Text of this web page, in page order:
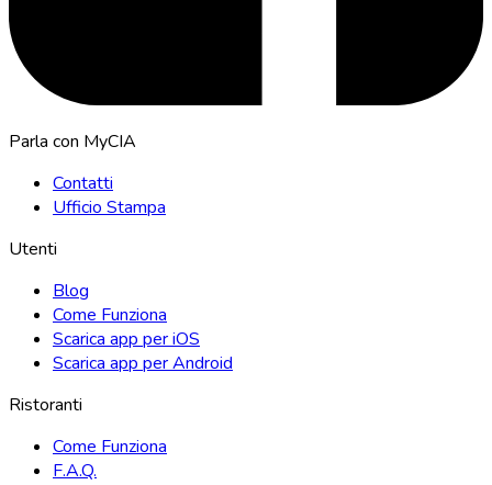
Parla con MyCIA
Contatti
Ufficio Stampa
Utenti
Blog
Come Funziona
Scarica app per iOS
Scarica app per Android
Ristoranti
Come Funziona
F.A.Q.